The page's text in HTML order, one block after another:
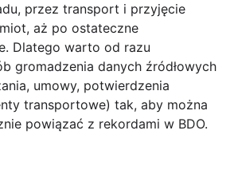
przez transport i przyjęcie
aż po ostateczne
Dlatego warto od razu
gromadzenia danych źródłowych
umowy, potwierdzenia
transportowe) tak, aby można
powiązać z rekordami w BDO.